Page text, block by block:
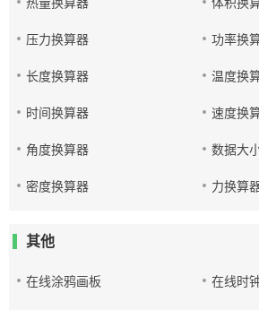
压力换算器 功率换
长度换算器 温度换
时间换算器 速度换
角度换算器 数据大
密度换算器 力换算
其他
在线涂鸦画板 在线时